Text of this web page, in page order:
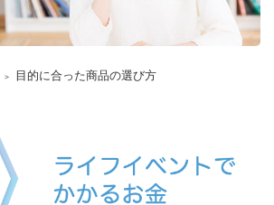
目的に合った商品の選び方